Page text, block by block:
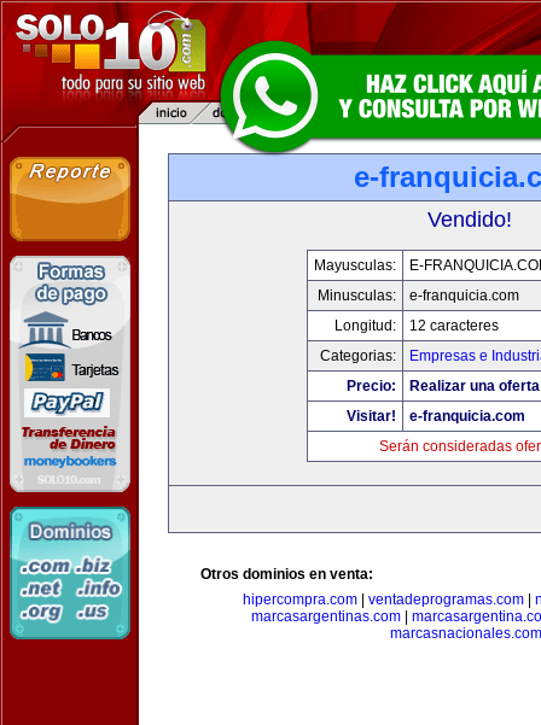
e-
Vendido!
Mayusculas:
E-
Minusculas:
e-franquicia.com
Longitud:
12 caracteres
Categorias:
Empresas e
Precio:
Realizar una
Visitar!
e-franquicia.com
Serán consideradas
Otros dominios en venta:
hipercompra.com
ventadeprogramas.com
marcasargentinas.com
marcasnacionales.com